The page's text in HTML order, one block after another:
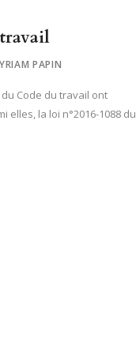
PAPIN
Code du travail ont
elles, la loi n°2016-1088